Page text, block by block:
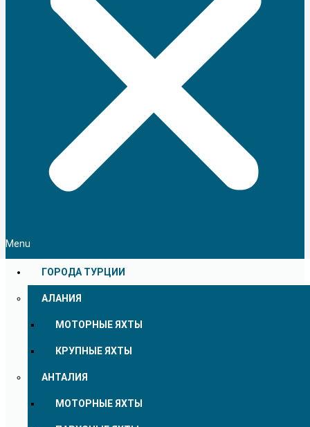
Menu
ГОРОДА ТУРЦИИ
АЛАНИЯ
МОТОРНЫЕ ЯХТЫ
КРУПНЫЕ ЯХТЫ
АНТАЛИЯ
МОТОРНЫЕ ЯХТЫ